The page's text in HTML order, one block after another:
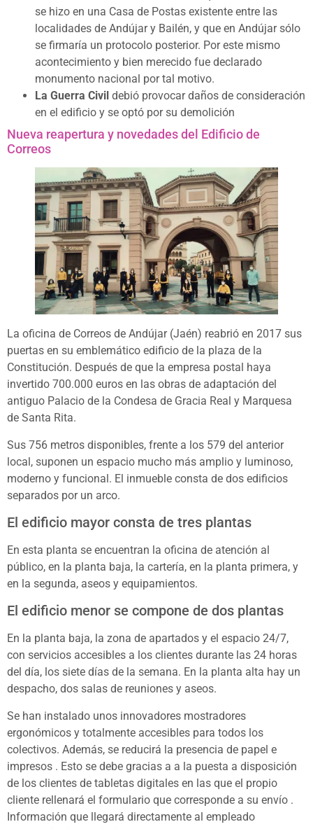
se hizo en una Casa de Postas existente entre las
localidades de Andújar y Bailén, y que en Andújar sólo
se firmaría un protocolo posterior. Por este mismo
acontecimiento y bien merecido fue declarado
monumento nacional por tal motivo.
La Guerra Civil debió provocar daños de consideración
en el edificio y se optó por su demolición
Nueva reapertura y novedades del Edificio de
Correos
La oficina de Correos de Andújar (Jaén) reabrió en 2017 sus
puertas en su emblemático edificio de la plaza de la
Constitución. Después de que la empresa postal haya
invertido 700.000 euros en las obras de adaptación del
antiguo Palacio de la Condesa de Gracia Real y Marquesa
de Santa Rita.
Sus 756 metros disponibles, frente a los 579 del anterior
local, suponen un espacio mucho más amplio y luminoso,
moderno y funcional. El inmueble consta de dos edificios
separados por un arco.
El edificio mayor consta de tres plantas
En esta planta se encuentran la oficina de atención al
público, en la planta baja, la cartería, en la planta primera, y
en la segunda, aseos y equipamientos.
El edificio menor se compone de dos plantas
En la planta baja, la zona de apartados y el espacio 24/7,
con servicios accesibles a los clientes durante las 24 horas
del día, los siete días de la semana. En la planta alta hay un
despacho, dos salas de reuniones y aseos.
Se han instalado unos innovadores mostradores
ergonómicos y totalmente accesibles para todos los
colectivos. Además, se reducirá la presencia de papel e
impresos . Esto se debe gracias a a la puesta a disposición
de los clientes de tabletas digitales en las que el propio
cliente rellenará el formulario que corresponde a su envío .
Información que llegará directamente al empleado